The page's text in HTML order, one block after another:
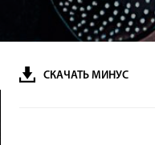
СКАЧАТЬ МИНУС